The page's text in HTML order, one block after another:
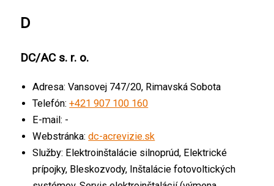
D
DC/AC s. r. o.
Adresa: Vansovej 747/20, Rimavská Sobota
Telefón:+421 907 100 160
E-mail: -
Webstránka:dc-acrevizie.sk
Služby: Elektroinštalácie silnoprúd, Elektrické
prípojky, Bleskozvody, Inštalácie fotovoltických